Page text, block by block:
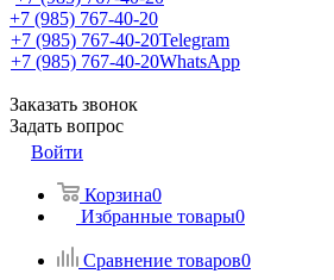
+7 (985) 767-40-20
+7 (985) 767-40-20Telegram
+7 (985) 767-40-20WhatsApp
Заказать звонок
Задать вопрос
Войти
Корзина0
Избранные товары0
Сравнение товаров0